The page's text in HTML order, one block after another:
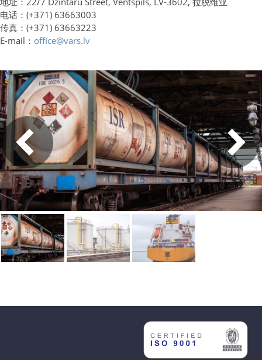
电话：(+371) 63663003
传真：(+371) 63663223
E-mail： office@vars.lv